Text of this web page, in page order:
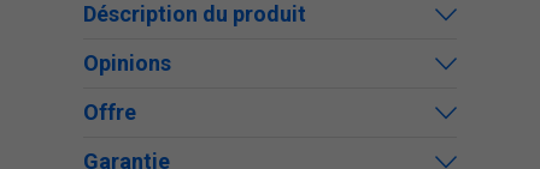
Déscription du produit
Opinions
Offre
Garantie